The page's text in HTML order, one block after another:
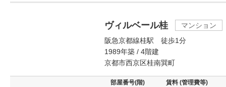
ヴィルベール桂
マンション
阪急京都線桂駅 徒歩1分
1989年築 / 4階建
京都市西京区桂南巽町
部屋番号(階) 賃料 (管理費等)